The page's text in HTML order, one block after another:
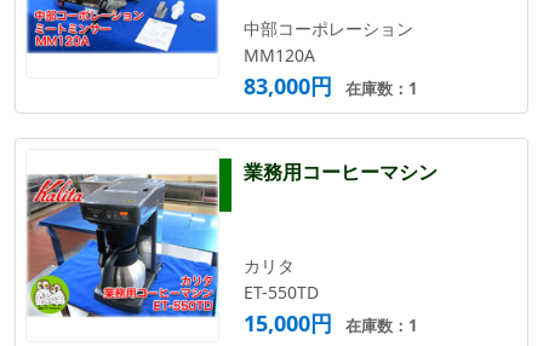
中部コーポレーション
MM120A
83,000円 在庫数：1
業務用コーヒーマシン
カリタ
ET-550TD
15,000円 在庫数：1